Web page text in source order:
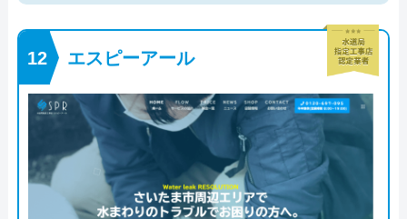
エスピーアール